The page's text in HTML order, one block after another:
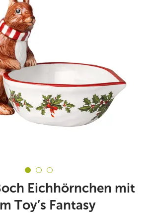
Eichhörnchen mit
Toy’s Fantasy